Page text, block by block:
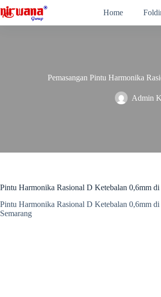
to
Home
Pemasangan Pintu Harmonika
Admin
Pintu Harmonika Rasional D Ketebalan 0,6mm di
Pintu Harmonika Rasional D Ketebalan 0,6mm
Semarang